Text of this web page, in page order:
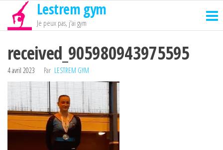
Passer
contenu
Lestrem gym
Je peux pas, j'ai gym
received_905980943975595
4 avril 2023 Par LESTREM GYM